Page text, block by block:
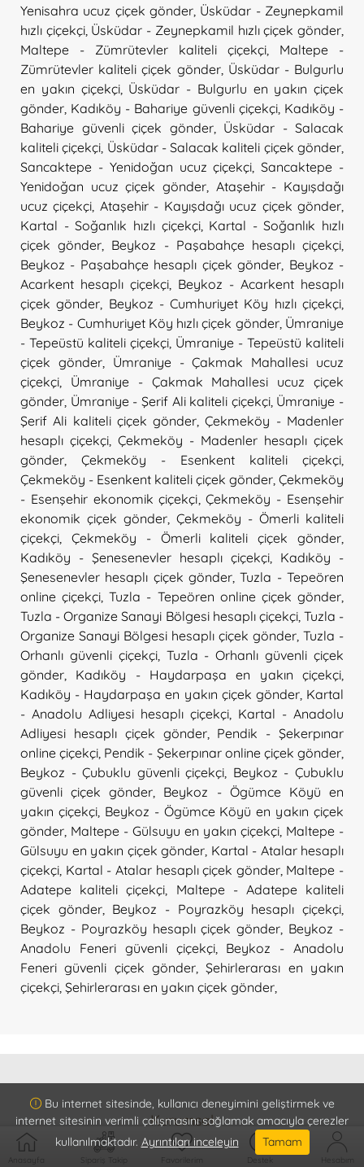
Yenisahra ucuz çiçek gönder Üsküdar - Zeynepkamil
hızlı çiçekçi, Üsküdar - Zeynepkamil hızlı çiçek gönder
Maltepe - Zümrütevler kaliteli çiçekçi
Maltepe -
Zümrütevler kaliteli çiçek gönder, Üsküdar - Bulgurlu
en yakın çiçekçi, Üsküdar - Bulgurlu en yakın çiçek
gönder Kadıköy - Bahariye güvenli çiçekçi, Kadıköy -
Bahariye güvenli çiçek gönder, Üsküdar - Salacak
kaliteli çiçekçi Üsküdar - Salacak kaliteli çiçek gönder
Sancaktepe - Yenidoğan ucuz çiçekçi ,Sancaktepe -
Yenidoğan ucuz çiçek gönder Ataşehir - Kayışdağı
ucuz çiçekçi Ataşehir - Kayışdağı ucuz çiçek gönder
Kartal - Soğanlık hızlı çiçekçi, Kartal - Soğanlık hızlı
çiçek gönder
Beykoz - Paşabahçe hesaplı çiçekçi
Beykoz - Paşabahçe hesaplı çiçek gönder Beykoz -
Acarkent hesaplı çiçekçi Beykoz - Acarkent hesaplı
çiçek gönder Beykoz - Cumhuriyet Köy hızlı çiçekçi
Beykoz - Cumhuriyet Köy hızlı çiçek gönder, Ümraniye
- Tepeüstü kaliteli çiçekçi Ümraniye - Tepeüstü kaliteli
çiçek gönder, Ümraniye - Çakmak Mahallesi ucuz
çiçekçi
Ümraniye - Çakmak Mahallesi ucuz çiçek
gönder Ümraniye - Şerif Ali kaliteli çiçekçi, Ümraniye -
Şerif Ali kaliteli çiçek gönder ,Çekmeköy - Madenler
hesaplı çiçekçi Çekmeköy - Madenler hesaplı çiçek
gönder
Çekmeköy - Esenkent kaliteli çiçekçi
Çekmeköy - Esenkent kaliteli çiçek gönder Çekmeköy
- Esenşehir ekonomik çiçekçi ,Çekmeköy - Esenşehir
ekonomik çiçek gönder Çekmeköy - Ömerli kaliteli
çiçekçi
Çekmeköy - Ömerli kaliteli çiçek gönder
Kadıköy - Şenesenevler hesaplı çiçekçi
Kadıköy -
Şenesenevler hesaplı çiçek gönder ,Tuzla - Tepeören
online çiçekçi ,Tuzla - Tepeören online çiçek gönder
Tuzla - Organize Sanayi Bölgesi hesaplı çiçekçi, Tuzla -
Organize Sanayi Bölgesi hesaplı çiçek gönder Tuzla -
Orhanlı güvenli çiçekçi, Tuzla - Orhanlı güvenli çiçek
gönder
Kadıköy - Haydarpaşa en yakın çiçekçi
Kadıköy - Haydarpaşa en yakın çiçek gönder, Kartal
- Anadolu Adliyesi hesaplı çiçekçi Kartal - Anadolu
Adliyesi hesaplı çiçek gönder, Pendik - Şekerpınar
online çiçekçi Pendik - Şekerpınar online çiçek gönder
Beykoz - Çubuklu güvenli çiçekçi Beykoz - Çubuklu
güvenli çiçek gönder
Beykoz - Ögümce Köyü en
yakın çiçekçi, Beykoz - Ögümce Köyü en yakın çiçek
gönder Maltepe - Gülsuyu en yakın çiçekçi Maltepe -
Gülsuyu en yakın çiçek gönder Kartal - Atalar hesaplı
çiçekçi Kartal - Atalar hesaplı çiçek gönder, Maltepe -
Adatepe kaliteli çiçekçi
Maltepe - Adatepe kaliteli
çiçek gönder, Beykoz - Poyrazköy hesaplı çiçekçi
Beykoz - Poyrazköy hesaplı çiçek gönder Beykoz -
Anadolu Feneri güvenli çiçekçi, Beykoz - Anadolu
Feneri güvenli çiçek gönder ,Şehirlerarası en yakın
çiçekçi Şehirlerarası en yakın çiçek gönder
Kurumsal
Hakkımızda
Ödeme Metodları
Müşteri Hizmetleri
Anasayfa Sipariş Takip Favorilerim Destek Hesabım
Bu internet sitesinde, kullanıcı deneyimini geliştirmek ve
internet sitesinin verimli çalışmasını sağlamak amacıyla çerezler
kullanılmaktadır. Ayrıntıları inceleyin Tamam